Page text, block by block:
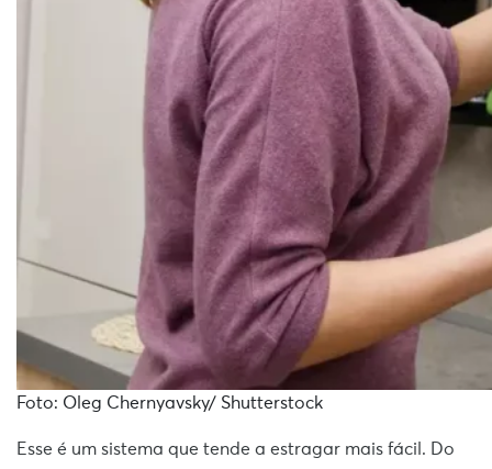
Foto: Oleg Chernyavsky/ Shutterstock
Esse é um sistema que tende a estragar mais fácil. Do